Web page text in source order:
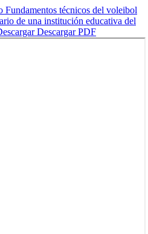
Fundamentos técnicos del voleibol
de una institución educativa del
Descargar PDF